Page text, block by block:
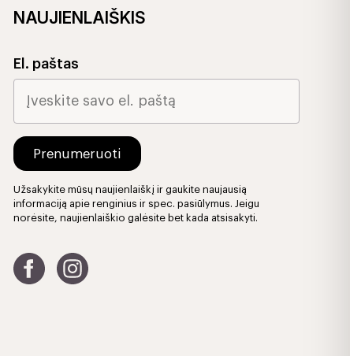
NAUJIENLAIŠKIS
El. paštas
Užsakykite mūsų naujienlaiškį ir gaukite naujausią
informaciją apie renginius ir spec. pasiūlymus. Jeigu
norėsite, naujienlaiškio galėsite bet kada atsisakyti.